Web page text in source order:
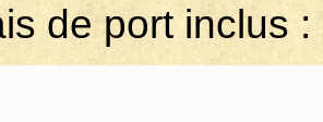
de port inclus :